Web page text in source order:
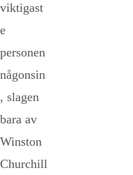
viktigast
e
personen
någonsin
, slagen
bara av
Winston
Churchill